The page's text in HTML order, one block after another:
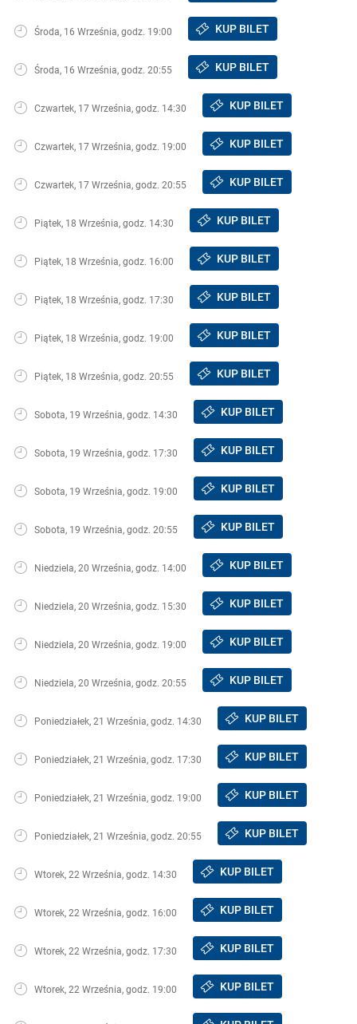
Środa, 16 Września, godz. 19:00 KUP BILET
Środa, 16 Września, godz. 20:55 KUP BILET
Czwartek, 17 Września, godz. 14:30 KUP BILET
Czwartek, 17 Września, godz. 19:00 KUP BILET
Czwartek, 17 Września, godz. 20:55 KUP BILET
Piątek, 18 Września, godz. 14:30 KUP BILET
Piątek, 18 Września, godz. 16:00 KUP BILET
Piątek, 18 Września, godz. 17:30 KUP BILET
Piątek, 18 Września, godz. 19:00 KUP BILET
Piątek, 18 Września, godz. 20:55 KUP BILET
Sobota, 19 Września, godz. 14:30 KUP BILET
Sobota, 19 Września, godz. 17:30 KUP BILET
Sobota, 19 Września, godz. 19:00 KUP BILET
Sobota, 19 Września, godz. 20:55 KUP BILET
Niedziela, 20 Września, godz. 14:00 KUP BILET
Niedziela, 20 Września, godz. 15:30 KUP BILET
Niedziela, 20 Września, godz. 19:00 KUP BILET
Niedziela, 20 Września, godz. 20:55 KUP BILET
Poniedziałek, 21 Września, godz. 14:30 KUP BILET
Poniedziałek, 21 Września, godz. 17:30 KUP BILET
Poniedziałek, 21 Września, godz. 19:00 KUP BILET
Poniedziałek, 21 Września, godz. 20:55 KUP BILET
Wtorek, 22 Września, godz. 14:30 KUP BILET
Wtorek, 22 Września, godz. 16:00 KUP BILET
Wtorek, 22 Września, godz. 17:30 KUP BILET
Wtorek, 22 Września, godz. 19:00 KUP BILET